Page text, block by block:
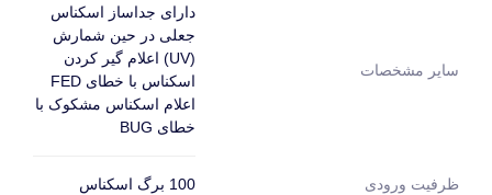
سایر مشخصات
دارای جداساز اسکناس
جعلی در حین شمارش
(UV) اعلام گیر کردن
اسکناس با خطای FED
اعلام اسکناس مشکوک با
خطای BUG
ظرفیت ورودی 100 برگ اسکناس